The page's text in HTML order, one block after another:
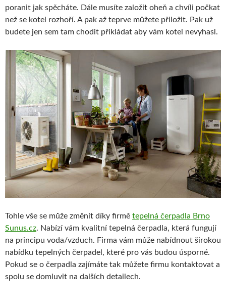
poranit jak spěcháte. Dále musíte založit oheň a chvíli počkat
než se kotel rozhoří. A pak až teprve můžete přiložit. Pak už
budete jen sem tam chodit přikládat aby vám kotel nevyhasl.
Tohle vše se může změnit díky firmě tepelná čerpadla Brno
Sunus.cz. Nabízí vám kvalitní tepelná čerpadla, která fungují
na principu voda/vzduch. Firma vám může nabídnout širokou
nabídku tepelných čerpadel, které pro vás budou úsporné.
Pokud se o čerpadla zajímáte tak můžete firmu kontaktovat a
spolu se domluvit na dalších detailech.